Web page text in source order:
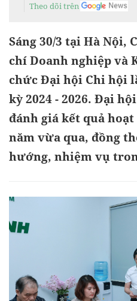
Theo dõi trên
Sáng 30/3 tại Hà Nội,
chí Doanh nghiệp và
chức Đại hội Chi hội
kỳ 2024 - 2026. Đại
đánh giá kết quả
năm vừa qua, đồng
hướng, nhiệm vụ